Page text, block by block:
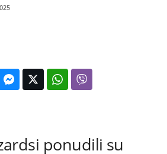
ponudili su